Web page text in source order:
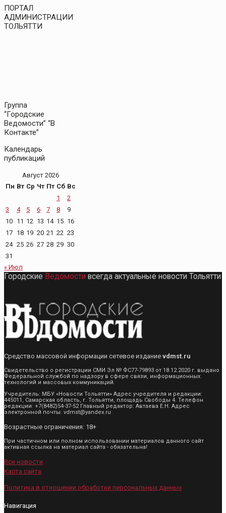
ПОРТАЛ
АДМИНИСТРАЦИИ
ТОЛЬЯТТИ
Группа
“Городские
Ведомости” “В
Контакте”
Календарь
публикаций
Август 2026
Пн Вт Ср Чт Пт Сб Вс
1
2
3
4 5 6 7 8
9
10 11 12 13 14 15 16
17 18 19 20 21 22 23
24 25 26 27 28 29 30
31
« Июл
Городские Ведомости всегда актуальные новости Тольятти
Средство массовой информации сетевое издание vdmst.ru
Свидетельство о регистрации СМИ Эл № ФС77-79893 от 18.12.2020 г. выдано
Федеральной службой по надзору в сфере связи, информационных
технологий и массовых коммуникаций.
Учредитель: МБУ «Новости Тольятти» Адрес учредителя и редакции:
445011, Самарская область, г. Тольятти, площадь Свободы 4. Телефон
редакции: +7(8482)54-37-52 Главный редактор: Автаева Е.Н. Адрес
электронной почты: vdmst@yandex.ru
Возрастные ограничения: 18+
При частичном или полном использовании материалов данного сайт
активная ссылка на материал сайта - обязательна!
Все новости
Карта сайта
Политика в отношении обработки персональных данных
Навигация